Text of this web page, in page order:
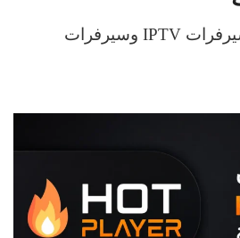
أحدث المقالات من سيرفرات IPTV وسيرفرات